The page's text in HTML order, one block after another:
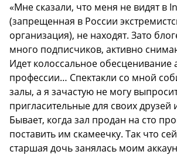
«Мне сказали, что меня не видят в
(запрещенная в России
организация), не находят. Зато
много подписчиков, активно
Идет колоссальное обесценивание
профессии… Спектакли со мной
залы, а я зачастую не могу
пригласительные для своих друзей
Бывает, когда зал продан на сто
поставить им скамеечку. Так что
старшая дочь занялась моим